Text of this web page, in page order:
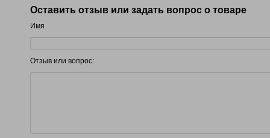
Оставить отзыв или задать вопрос о товаре
Имя
Отзыв или вопрос: